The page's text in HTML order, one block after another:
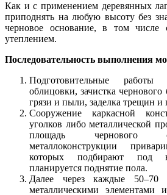
Как и с применением деревянных
приподнять на любую высоту без
черновое основание, в том числе
утеплением.
Последовательность выполнения
Подготовительные
облицовки, зачистка
грязи и пыли, заделка трещин и
Сооружение каркасной
уголков либо металлической
площадь чернового
металлоконструкции
которых подбирают под
планируется поднятие пола.
Далее через каждые 50–70
металлическими элементами